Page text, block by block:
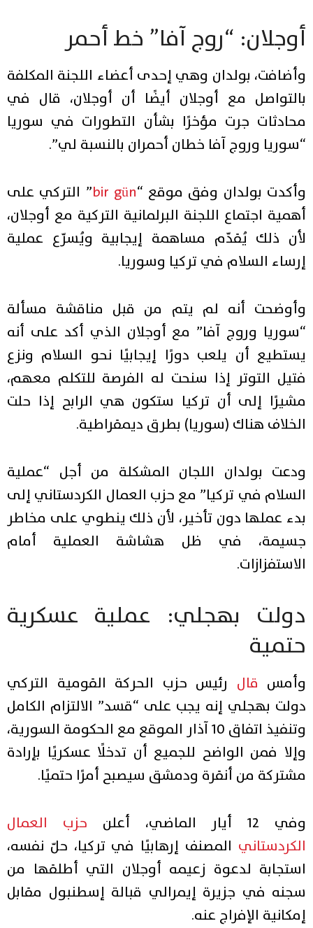
أوجلان: “روج آفا” خط أحمر
وأضافت، بولدان وهي إحدى أعضاء اللجنة المكلفة
بالتواصل مع أوجلان أيضًا أن أوجلان، قال في
محادثات جرت مؤخرًا بشأن التطورات في سوريا
“سوريا وروج آفا خطان أحمران بالنسبة لي”.
وأكدت بولدان وفق موقع “bir gün” التركي على
أهمية اجتماع اللجنة البرلمانية التركية مع أوجلان،
لأن ذلك يُقدّم مساهمة إيجابية ويُسرّع عملية
إرساء السلام في تركيا وسوريا.
وأوضحت أنه لم يتم من قبل مناقشة مسألة
“سوريا وروج آفا” مع أوجلان الذي أكد على أنه
يستطيع أن يلعب دورًا إيجابيًا نحو السلام ونزع
فتيل التوتر إذا سنحت له الفرصة للتكلم معهم،
مشيرًا إلى أن تركيا ستكون هي الرابح إذا حلت
الخلاف هناك (سوريا) بطرق ديمقراطية.
ودعت بولدان اللجان المشكلة من أجل “عملية
السلام في تركيا” مع حزب العمال الكردستاني إلى
بدء عملها دون تأخير، لأن ذلك ينطوي على مخاطر
جسيمة، في ظل هشاشة العملية أمام
الاستفزازات.
دولت بهجلي: عملية عسكرية
حتمية
وأمس قال رئيس حزب الحركة القومية التركي
دولت بهجلي إنه يجب على “قسد” الالتزام الكامل
وتنفيذ اتفاق 10 آذار الموقع مع الحكومة السورية،
وإلا فمن الواضح للجميع أن تدخلًا عسكريًا بإرادة
مشتركة من أنقرة ودمشق سيصبح أمرًا حتميًا.
وفي 12 أيار الماضي، أعلن
حزب العمال
الكردستاني المصنف إرهابيًا في تركيا، حلّ نفسه،
استجابة لدعوة زعيمه أوجلان التي أطلقها من
سجنه في جزيرة إيمرالي قبالة إسطنبول مقابل
إمكانية الإفراج عنه.